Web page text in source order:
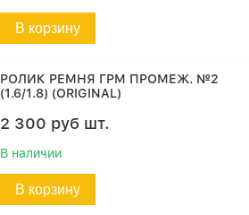
В корзину
РОЛИК РЕМНЯ ГРМ ПРОМЕЖ. №2
(1.6/1.8) (ORIGINAL)
2 300 руб шт.
В наличии
В корзину